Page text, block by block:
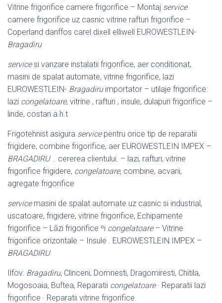
Vitrine frigorifice camere frigorifice – Montaj service
camere frigorifice uz casnic vitrine rafturi frigorifice –
Coperland danffos carel dixell elliwell EUROWESTLEIN-
Bragadiru
servicesi vanzare instalatii frigorifice, aer conditionat,
masini de spalat automate, vitrine frigorifice, lazi
EUROWESTLEIN- Bragadiruimportator – utilaje frigorifice:
lazi congelatoare, vitrine , rafturi , insule, dulapuri frigorifice –
linde, costan a.h.t
Frigotehnist asigura servicepentru orice tip de reparatii
frigidere, combine frigorifice, aer EUROWESTLEIN IMPEX –
BRAGADIRU.. cererea clientului. – lazi, rafturi, vitrine
frigorifice frigidere, congelatoare, combine, acvarii,
agregate frigorifice
servicemasini de spalat automate uz casnic si industrial,
uscatoare, frigidere, vitrine frigorifice, Echipamente
frigorifice – Lãzi frigorifice ºi congelatoare– Vitrine
frigorifice orizontale – Insule . EUROWESTLEIN IMPEX –
BRAGADIRU
Ilfov: Bragadiru, Clinceni, Domnesti, Dragomiresti, Chitila,
Mogosoaia, Buftea, Reparatii congelatoare· Reparatii lazi
frigorifice · Reparatii vitrine frigorifice.